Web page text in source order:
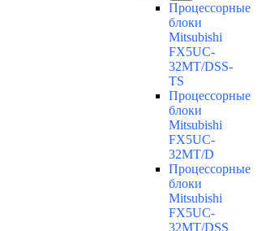
Процессорные
блоки
Mitsubishi
FX5UC-
32MT/DSS-
TS
Процессорные
блоки
Mitsubishi
FX5UC-
32MT/D
Процессорные
блоки
Mitsubishi
FX5UC-
32MT/DSS